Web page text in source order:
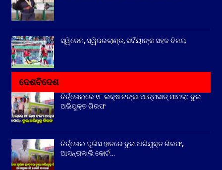
ସ୍ୱିଡେନ, ସ୍ୱିଜରଲାଣ୍ଡ, ସର୍ବିୟାଙ୍କ ସହଜ ବିଜୟ
ଦେଶବିଦେଶ
ତିର୍ତ୍ତୋଲରେ ୧୮ ଲକ୍ଷ ଟଙ୍କା ଆତ୍ମସାତ୍ ମାମଲା: ଦୁଇ
ଅଭିଯୁକ୍ତ ଗିରଫ
ତିର୍ତ୍ତୋଲ ପୁଲିସ ହାତରେ ଦୁଇ ଅଭିଯୁକ୍ତ ଗିରଫ,
ଆସନ୍ତାକାଲି କୋର୍ଟ…